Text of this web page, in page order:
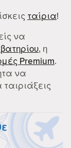
ταίρια!
να
, η
Premium.
να